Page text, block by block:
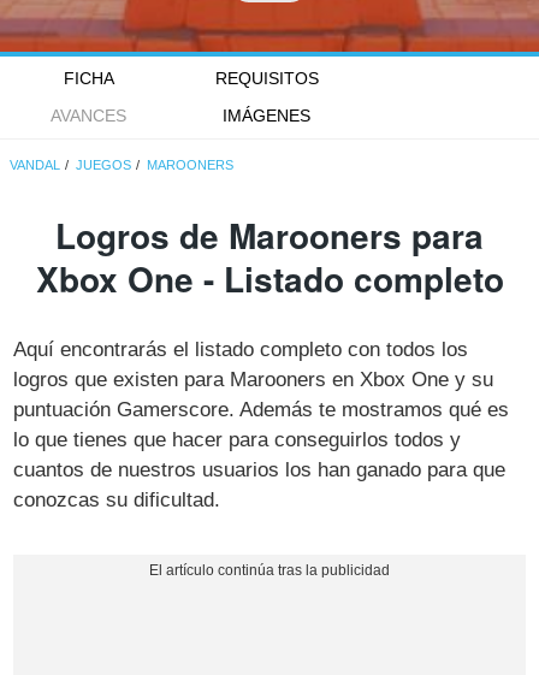
FICHA
REQUISITOS
AVANCES
IMÁGENES
VANDAL JUEGOS MAROONERS
Logros de Marooners para
Xbox One - Listado completo
Aquí encontrarás el listado completo con todos los
logros que existen para Marooners en Xbox One y su
puntuación Gamerscore. Además te mostramos qué es
lo que tienes que hacer para conseguirlos todos y
cuantos de nuestros usuarios los han ganado para que
conozcas su dificultad.